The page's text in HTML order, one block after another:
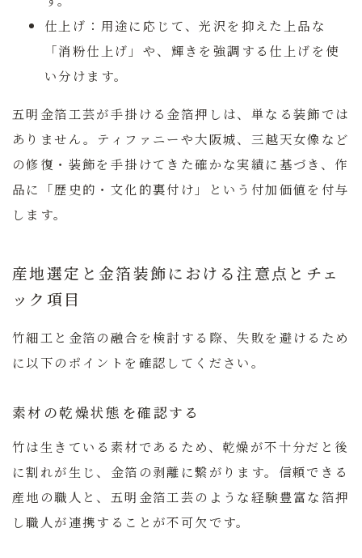
仕上げ： 用途に応じて、光沢を抑えた上品な
「消粉仕上げ」や、輝きを強調する仕上げを使
い分けます。
五明金箔工芸が手掛ける金箔押しは、単なる装飾では
ありません。ティファニーや大阪城、三越天女像など
の修復・装飾を手掛けてきた確かな実績に基づき、作
品に「歴史的・文化的裏付け」という付加価値を付与
します。
産地選定と金箔装飾における注意点とチェ
ック項目
竹細工と金箔の融合を検討する際、失敗を避けるため
に以下のポイントを確認してください。
素材の乾燥状態を確認する
竹は生きている素材であるため、乾燥が不十分だと後
に割れが生じ、金箔の剥離に繋がります。信頼できる
産地の職人と、五明金箔工芸のような経験豊富な箔押
し職人が連携することが不可欠です。